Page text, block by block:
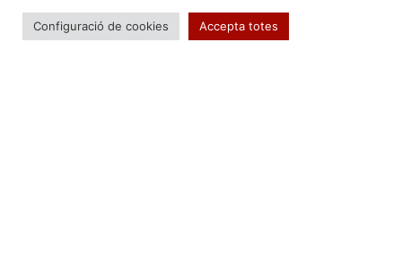
Configuració de cookies Accepta totes